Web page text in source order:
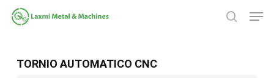
Zum
Hauptinhalt
TORNIO AUTOMATICO CNC